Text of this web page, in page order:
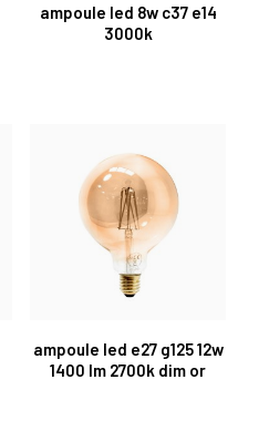
ampoule led 8w c37 e14
3000k
ampoule led e27 g125 12w
1400 lm 2700k dim or